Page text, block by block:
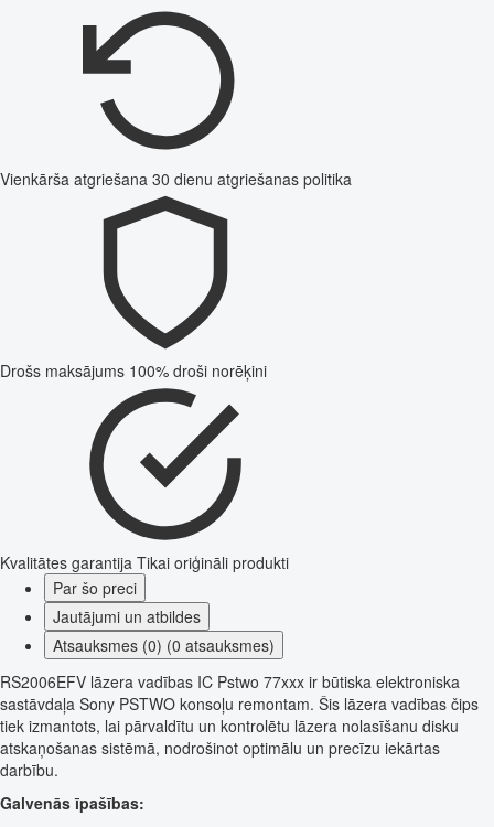
Vienkārša atgriešana 30 dienu atgriešanas politika
Drošs maksājums 100% droši norēķini
Kvalitātes garantija Tikai oriģināli produkti
Par šo preci
Jautājumi un atbildes
Atsauksmes (0) (0 atsauksmes)
RS2006EFV lāzera vadības IC Pstwo 77xxx ir būtiska elektroniska
sastāvdaļa Sony PSTWO konsoļu remontam. Šis lāzera vadības čips
tiek izmantots, lai pārvaldītu un kontrolētu lāzera nolasīšanu disku
atskaņošanas sistēmā, nodrošinot optimālu un precīzu iekārtas
darbību.
Galvenās īpašības: